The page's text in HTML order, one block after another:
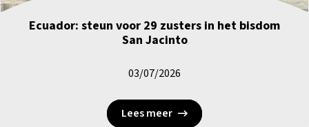
Ecuador: steun voor 29 zusters in het bisdom
San Jacinto
03/07/2026
Lees meer